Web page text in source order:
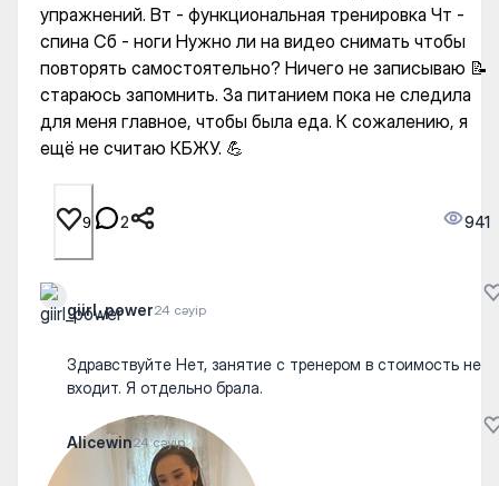
упражнений. Вт - функциональная тренировка Чт -
спина Сб - ноги Нужно ли на видео снимать чтобы
повторять самостоятельно? Ничего не записываю 📝
стараюсь запомнить. За питанием пока не следила
для меня главное, чтобы была еда. К сожалению, я
ещё не считаю КБЖУ. 💪
9 2 941
giirl_power24 сәуір
Здравствуйте Нет, занятие с тренером в стоимость не
входит. Я отдельно брала.
Alicewin24 сәуір